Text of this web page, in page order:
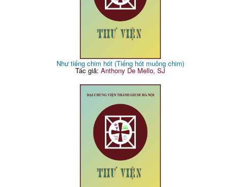
Như tiếng chim hót (Tiếng hót muông chim)
Tác giả: Anthony De Mello, SJ